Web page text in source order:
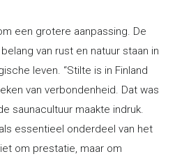
een grotere aanpassing. De
van rust en natuur staan in
leven. “Stilte is in Finland
van verbondenheid. Dat was
saunacultuur maakte indruk.
essentieel onderdeel van het
om prestatie, maar om